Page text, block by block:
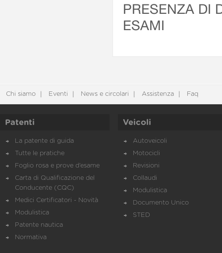
PRESENZA DI
ESAMI
Chi siamo Eventi News e circolari Assistenza Faq
Patenti
La patente di guida
Tutte le pratiche
Foglio rosa e prove d’esame
Carta di Qualificazione del
Conducente (CQC)
Medici Certificatori - Novità
Modulistica
Patente nautica
Normativa
Veicoli
Autoveicoli
Motocicli
Revisioni
Collaudi
Modulistica
Documento Unico
STED